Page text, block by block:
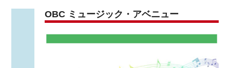
OBC ミュージック・アベニュー